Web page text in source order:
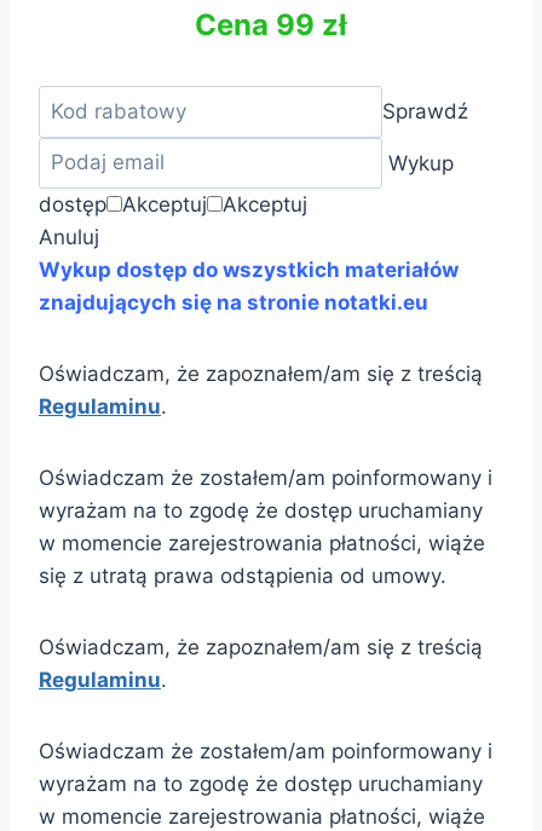
Cena 99 zł
Sprawdź
Wykup
dostęp
Akceptuj
Akceptuj
Anuluj
Wykup dostęp do wszystkich materiałów
znajdujących się na stronie notatki.eu
Oświadczam, że zapoznałem/am się z treścią
Regulaminu.
Oświadczam że zostałem/am poinformowany i
wyrażam na to zgodę że dostęp uruchamiany
w momencie zarejestrowania płatności, wiąże
się z utratą prawa odstąpienia od umowy.
Oświadczam, że zapoznałem/am się z treścią
Regulaminu.
Oświadczam że zostałem/am poinformowany i
wyrażam na to zgodę że dostęp uruchamiany
w momencie zarejestrowania płatności, wiąże